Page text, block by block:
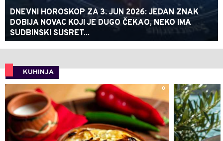
DNEVNI HOROSKOP ZA 3. JUN 2026: JEDAN ZNAK
DOBIJA NOVAC KOJI JE DUGO ČEKAO, NEKO IMA
SUDBINSKI SUSRET...
KUHINJA
0